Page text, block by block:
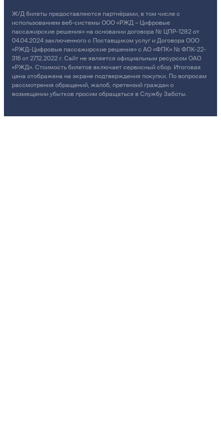
Ж/Д билеты предоставляются партнёрами, в том числе с
использованием веб-системы ООО «РЖД – Цифровые
пассажирские решения» на основании договора № ЦПР-1282 от
04.04.2024 заключенного с Поставщиком услуг и Договора ООО
«РЖД-Цифровые пассажирские решения» с АО «ФПК» № ФПК-22-
316 от 27.12.2022 г. Сайт не является официальным ресурсом ОАО
«РЖД». Стоимость билетов включает сервисный сбор. Итоговая
цена отображена на экране подтверждения покупки. По вопросам
рассмотрения обращений, жалоб, претензий граждан о
возмещении убытков просим обращаться в Службу Заботы.